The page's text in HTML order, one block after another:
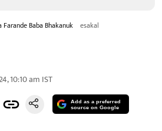
Baba Bhakanuk esakal
10:10 am IST
Add as a preferred
source on Google